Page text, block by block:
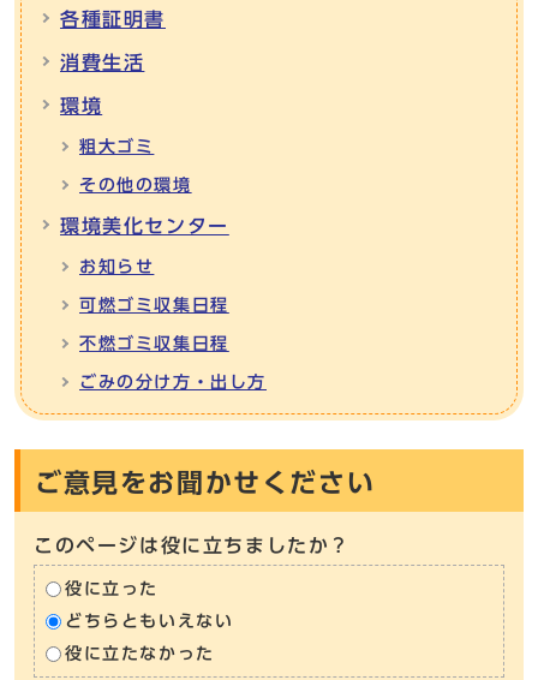
各種証明書
消費生活
環境
粗大ゴミ
その他の環境
環境美化センター
お知らせ
可燃ゴミ収集日程
不燃ゴミ収集日程
ごみの分け方・出し方
ご意見をお聞かせください
このページは役に立ちましたか？
役に立った
どちらともいえない
役に立たなかった